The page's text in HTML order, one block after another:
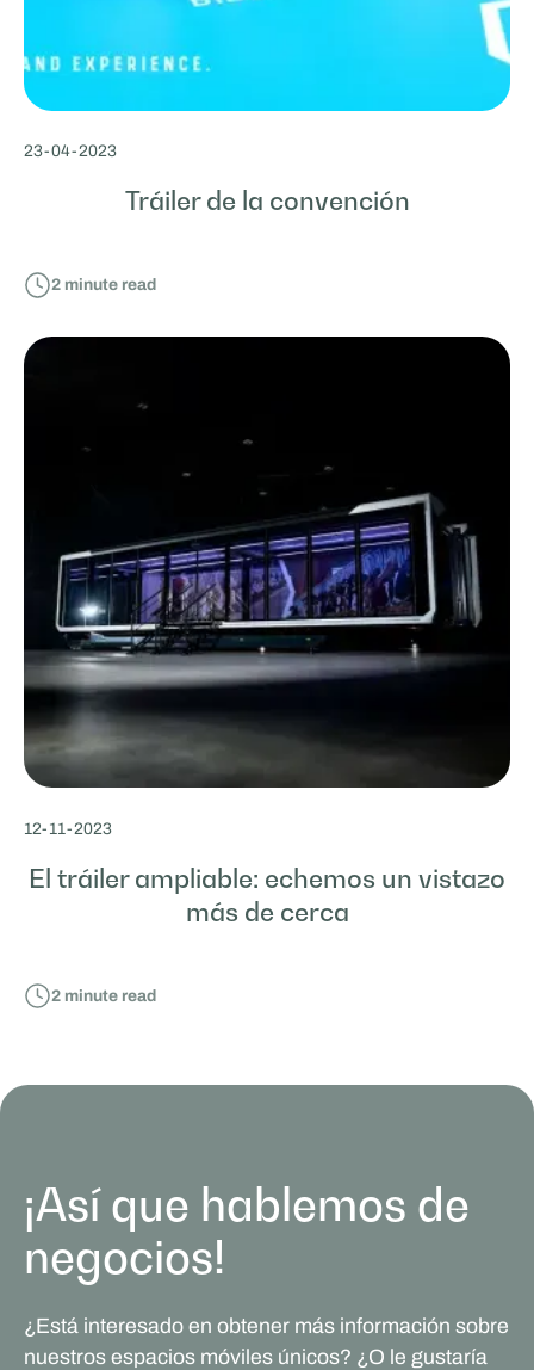
23-04-2023
Tráiler de la convención
2 minute read
12- 11 -2023
El tráiler ampliable: echemos un vistazo
más de cerca
2 minute read
¡Así que hablemos de
negocios!
¿Está interesado en obtener más información sobre
nuestros espacios móviles únicos? ¿O le gustaría